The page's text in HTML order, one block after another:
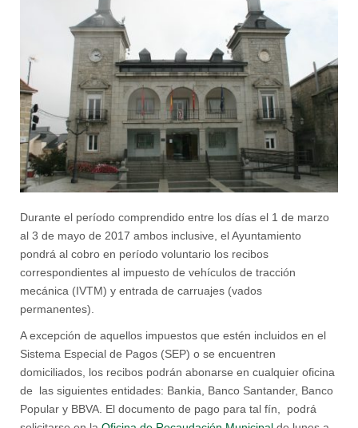
Durante el período comprendido entre los días el 1 de marzo
al 3 de mayo de 2017 ambos inclusive, el Ayuntamiento
pondrá al cobro en período voluntario los recibos
correspondientes al impuesto de vehículos de tracción
mecánica (IVTM) y entrada de carruajes (vados
permanentes).
A excepción de aquellos impuestos que estén incluidos en el
Sistema Especial de Pagos (SEP) o se encuentren
domiciliados, los recibos podrán abonarse en cualquier oficina
de las siguientes entidades: Bankia, Banco Santander, Banco
Popular y BBVA. El documento de pago para tal fín, podrá